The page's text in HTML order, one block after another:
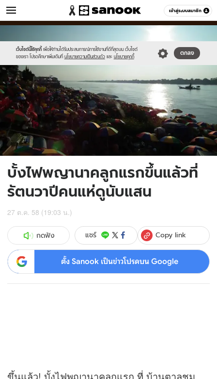
เข้าสู่ระบบสมาชิก
ข่าว หมวดอื่นๆ
เว็บไซต์นี้ใช้คุกกี้ เพื่อให้ท่านได้รับประสบการณ์การใช้งานที่ดีที่สุดบน เว็บไซต์
ของเรา โปรดศึกษาเพิ่มเติมที่ นโยบายความเป็นส่วนตัว และ นโยบายคุกกี้
ตกลง
new-
sanook.png
01.jpg
บั้งไฟพญานาคลูกแรกขึ้นแล้วที่
รัตนวาปีคนแห่ดูนับแสน
27 ต.ค. 58 (19:03 น.)
กดฟัง แชร์ Copy link
ตั้ง Sanook เป็นข่าวโปรดบน Google